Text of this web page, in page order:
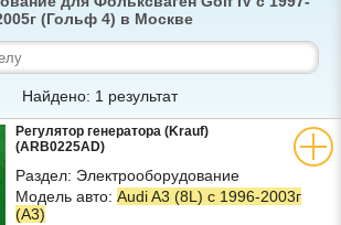
(Гольф 4) в Москве
Найдено: 1 результат
Регулятор генератора (Krauf)
(ARB0225AD)
Раздел: Электрооборудование
Модель авто: Audi A3 (8L) с 1996-2003г
(А3)